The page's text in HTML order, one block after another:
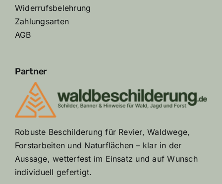
Widerrufsbelehrung
Zahlungsarten
AGB
Partner
Robuste Beschilderung für Revier, Waldwege,
Forstarbeiten und Naturflächen – klar in der
Aussage, wetterfest im Einsatz und auf Wunsch
individuell gefertigt.